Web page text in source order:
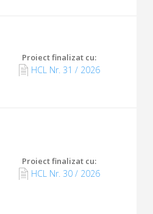
Proiect finalizat cu:
HCL Nr. 31 / 2026
Proiect finalizat cu:
HCL Nr. 30/ 2026